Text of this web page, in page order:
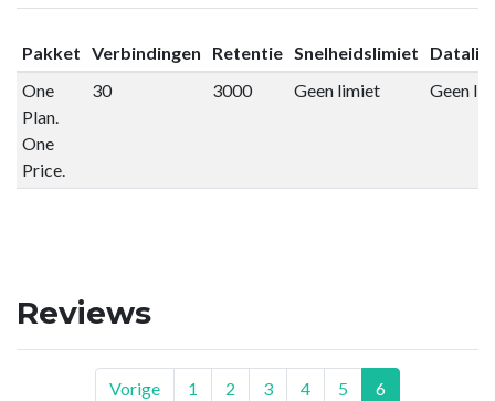
Pakket Verbindingen Retentie Snelheidslimiet
One
Plan.
One
Price.
30 3000 Geen limiet Geen
Reviews
Vorige 1 2 3 4 5 6